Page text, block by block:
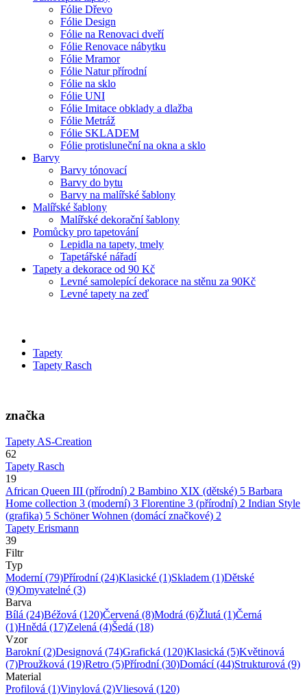
Fólie Dřevo
Fólie Design
Fólie na Renovaci dveří
Fólie Renovace nábytku
Fólie Mramor
Fólie Natur přírodní
Fólie na sklo
Fólie UNI
Fólie Imitace obklady a dlažba
Fólie Metráž
Fólie SKLADEM
Fólie protisluneční na okna a sklo
Barvy
Barvy tónovací
Barvy do bytu
Barvy na malířské šablony
Malířské šablony
Malířské dekorační šablony
Pomůcky pro tapetování
Lepidla na tapety, tmely
Tapetářské nářadí
Tapety a dekorace od 90 Kč
Levné samolepící dekorace na stěnu za 90Kč
Levné tapety na zeď
Tapety
Tapety Rasch
značka
Tapety AS-Creation
62
Tapety Rasch
19
African Queen III (přírodní) 2 Bambino XIX (dětské) 5 Barbara
Home collection 3 (moderní) 3 Florentine 3 (přírodní) 2 Indian Style
(grafika) 5 Schöner Wohnen (domácí značkové) 2
Tapety Erismann
39
Filtr
Typ
Moderní(79)Přírodní(24)Klasické (1)Skladem (1)Dětské
(9)Omyvatelné (3)
Barva
Bílá (24)Béžová (120)Červená (8)Modrá (6)Žlutá (1)Černá
(1)Hnědá (17)Zelená (4)Šedá (18)
Vzor
Barokní(2)Designová (74)Grafická (120)Klasická (5)Květinová
(7)Proužková (19)Retro (5)Přírodní(30)Domácí(44)Strukturová (9)
Material
Profilová (1)Vinylová (2)Vliesová (120)